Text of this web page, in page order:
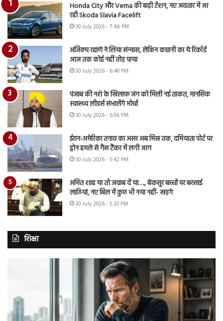
Honda City और Verna की बढ़ी टेंशन, नए अवतार में आ
रही Skoda Slavia Facelift
30 July 2026 - 7:48 PM
अजिंक्य रहाणे ने लिया संन्यास, लेकिन कप्तानी का ये रिकॉर्ड
आज तक कोई नहीं तोड़ पाया
30 July 2026 - 6:40 PM
पंजाब की नशे के खिलाफ जंग को मिली नई ताकत, मानसिक
स्वास्थ्य लीडर्स संभालेंगे मोर्चा
30 July 2026 - 6:06 PM
ईरान-अमेरिका तनाव का असर अब मिस्र तक, दमियाता पोर्ट पर
ड्रोन हमले से गैस टैंकर में लगी आग
30 July 2026 - 5:42 PM
अमित शाह या तो जवाब दें या…., बेकसूर बच्चों पर बरसाई
लाठियां, नए बिल में कुछ भी नया नहीं- खड़गे
30 July 2026 - 5:20 PM
शिक्षा